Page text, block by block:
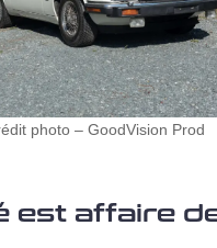
photo – GoodVision Prod
est affaire